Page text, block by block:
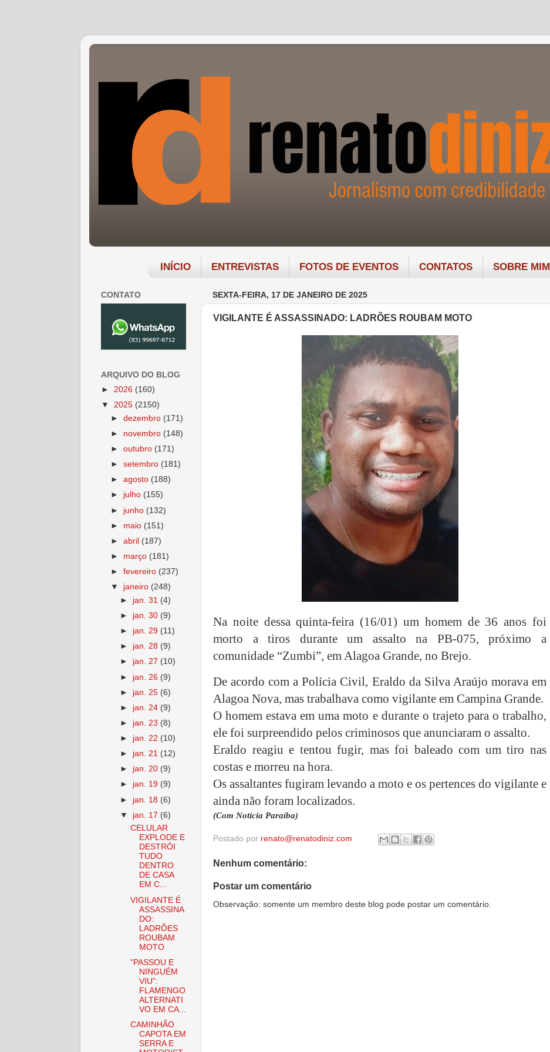
INÍCIO ENTREVISTAS FOTOS DE EVENTOS CONTATOS SOBRE MIM
SEXTA-FEIRA, 17 DE JANEIRO DE 2025
VIGILANTE É ASSASSINADO: LADRÕES ROUBAM MOTO
Na noite dessa quinta-feira (16/01) um homem de 36 anos foi
morto a tiros durante um assalto na PB-075, próximo a
comunidade “Zumbi”, em Alagoa Grande, no Brejo.
De acordo com a Polícia Civil, Eraldo da Silva Araújo morava em
Alagoa Nova, mas trabalhava como vigilante em Campina Grande.
O homem estava em uma moto e durante o trajeto para o trabalho,
ele foi surpreendido pelos criminosos que anunciaram o assalto.
Eraldo reagiu e tentou fugir, mas foi baleado com um tiro nas
costas e morreu na hora.
Os assaltantes fugiram levando a moto e os pertences do vigilante e
ainda não foram localizados.
(Com Notícia Paraíba)
Postado por renato@renatodiniz.com
Nenhum comentário:
Postar um comentário
Observação: somente um membro deste blog pode postar um comentário.
CONTATO
ARQUIVO DO BLOG
► 2026 (160)
▼ 2025 (2150)
►dezembro (171)
► novembro (148)
►outubro (171)
►setembro (181)
►agosto (188)
► julho (155)
► junho (132)
► maio (151)
►abril (187)
► março (181)
►fevereiro (237)
▼ janeiro (248)
► jan. 31 (4)
► jan. 30 (9)
► jan. 29 (11)
► jan. 28 (9)
► jan. 27 (10)
► jan. 26 (9)
► jan. 25 (6)
► jan. 24 (9)
► jan. 23 (8)
► jan. 22 (10)
► jan. 21 (12)
► jan. 20 (9)
► jan. 19 (9)
► jan. 18 (6)
▼ jan. 17 (6)
CELULAR
EXPLODE E
DESTRÓI
TUDO
DENTRO
DE CASA
EM C...
VIGILANTE É
ASSASSINA
DO:
LADRÕES
ROUBAM
MOTO
"PASSOU E
NINGUÉM
VIU":
FLAMENGO
ALTERNATI
VO EM CA...
CAMINHÃO
CAPOTA EM
SERRA E